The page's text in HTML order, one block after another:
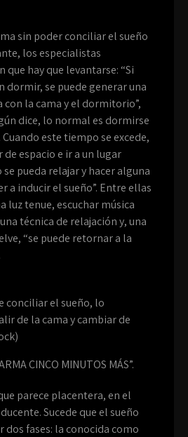
sin poder conciliar el sueño
los especialistas
que hay que levantarse: “Si
dormir, se puede generar una
con la cama y el dormitorio”,
dice, lo normal es dormirse
este tiempo se excede,
de espacio e ir a un lugar
pueda relajar y hacer alguna
a inducir el sueño”. Entre ellas
luz tenue, escuchar música
técnica de relajación y, una
“se puede retornar a la
conciliar el sueño, lo
de la cama y cambiar de
CINCO MINUTOS MÁS”.
parece placentera, en el
Sucede que el sueño
dos fases: la conocida como